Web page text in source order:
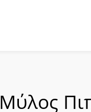
Μύλος